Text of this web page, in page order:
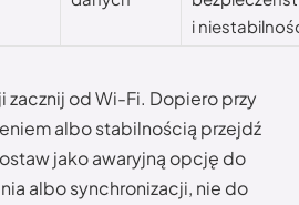
i
zacznij od Wi-Fi. Dopiero przy
albo stabilnością przejdź
jako awaryjną opcję do
albo synchronizacji, nie do